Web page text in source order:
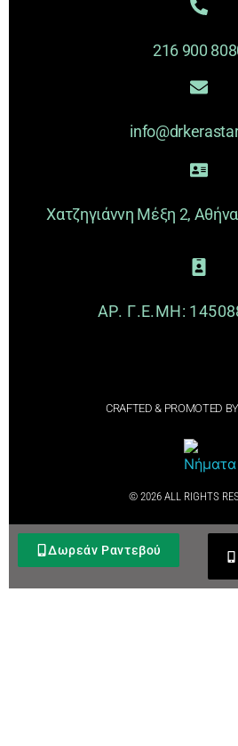
216 900
Χατζηγιάννη Μέξη 2,
ΑΡ. Γ.Ε.ΜΗ:
CRAFTED & PROMOTED BY
© 2026 ALL RIGHTS
Δωρεάν Ραντεβού